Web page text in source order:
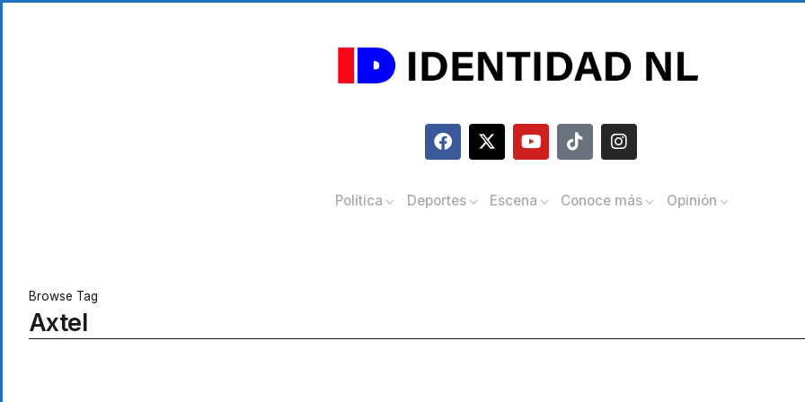
Política Deportes Escena Conoce más Opinión
Browse Tag
Axtel